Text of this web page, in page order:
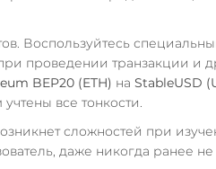
Воспользуйтесь
проведении транзакции и
BEP20 (ETH) на StableUSD
все тонкости.
сложностей при
даже никогда ранее